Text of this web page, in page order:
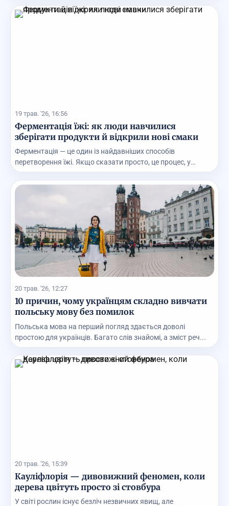
19 трав. '26, 16:56
Ферментація їжі: як люди навчилися
зберігати продукти й відкрили нові смаки
Ферментація — це один із найдавніших способів
перетворення їжі. Якщо сказати просто, це процес, у
20 трав. '26, 12:27
10 причин, чому українцям складно вивчати
польську мову без помилок
Польська мова на перший погляд здається доволі
простою для українців. Багато слів знайомі, а зміст реч...
20 трав. '26, 15:39
Кауліфлорія — дивовижний феномен, коли
дерева цвітуть просто зі стовбура
У світі рослин існує безліч незвичних явищ, але